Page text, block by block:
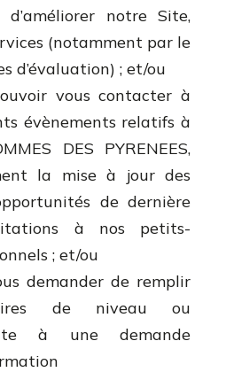
notre Site,
(notamment par le
d’évaluation) ; et/ou
vous contacter à
évènements relatifs à
DES PYRENEES,
la mise à jour des
de dernière
à nos petits-
; et/ou
demander de remplir
de niveau ou
à une demande